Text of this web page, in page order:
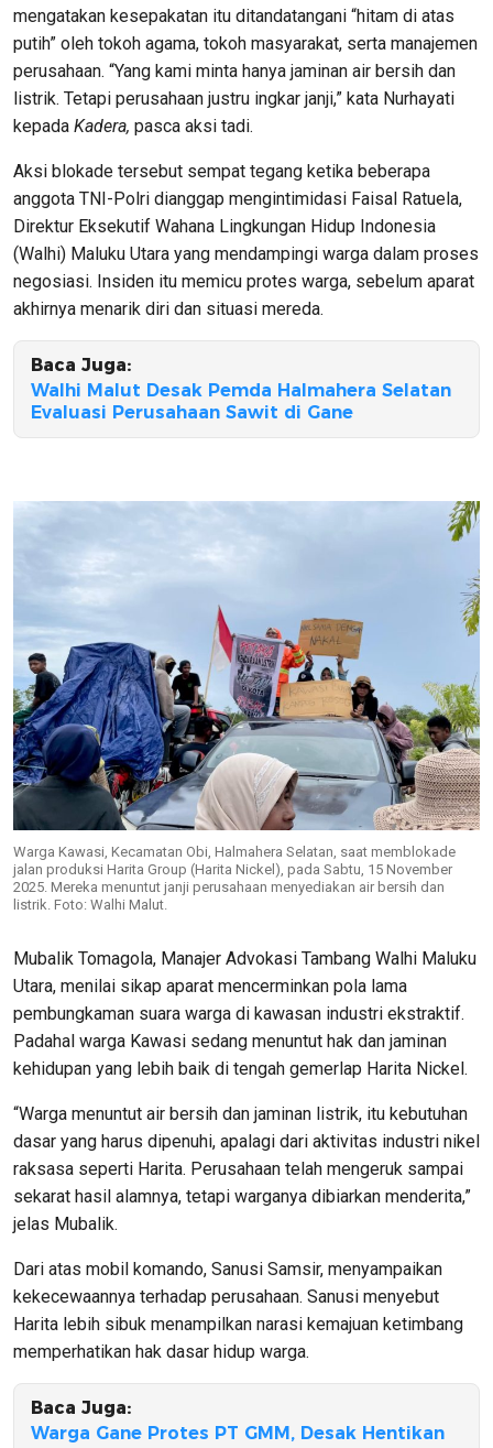
mengatakan kesepakatan itu ditandatangani “hitam di atas
putih” oleh tokoh agama, tokoh masyarakat, serta manajemen
perusahaan. “Yang kami minta hanya jaminan air bersih dan
listrik. Tetapi perusahaan justru ingkar janji,” kata Nurhayati
kepada Kadera, pasca aksi tadi.
Aksi blokade tersebut sempat tegang ketika beberapa
anggota TNI-Polri dianggap mengintimidasi Faisal Ratuela,
Direktur Eksekutif Wahana Lingkungan Hidup Indonesia
(Walhi) Maluku Utara yang mendampingi warga dalam proses
negosiasi. Insiden itu memicu protes warga, sebelum aparat
akhirnya menarik diri dan situasi mereda.
Baca Juga:
Walhi Malut Desak Pemda Halmahera Selatan
Evaluasi Perusahaan Sawit di Gane
Warga Kawasi, Kecamatan Obi, Halmahera Selatan, saat memblokade
jalan produksi Harita Group (Harita Nickel), pada Sabtu, 15 November
2025. Mereka menuntut janji perusahaan menyediakan air bersih dan
listrik. Foto: Walhi Malut.
Mubalik Tomagola, Manajer Advokasi Tambang Walhi Maluku
Utara, menilai sikap aparat mencerminkan pola lama
pembungkaman suara warga di kawasan industri ekstraktif.
Padahal warga Kawasi sedang menuntut hak dan jaminan
kehidupan yang lebih baik di tengah gemerlap Harita Nickel.
“Warga menuntut air bersih dan jaminan listrik, itu kebutuhan
dasar yang harus dipenuhi, apalagi dari aktivitas industri nikel
raksasa seperti Harita. Perusahaan telah mengeruk sampai
sekarat hasil alamnya, tetapi warganya dibiarkan menderita,”
jelas Mubalik.
Dari atas mobil komando, Sanusi Samsir, menyampaikan
kekecewaannya terhadap perusahaan. Sanusi menyebut
Harita lebih sibuk menampilkan narasi kemajuan ketimbang
memperhatikan hak dasar hidup warga.
Baca Juga:
Warga Gane Protes PT GMM, Desak Hentikan